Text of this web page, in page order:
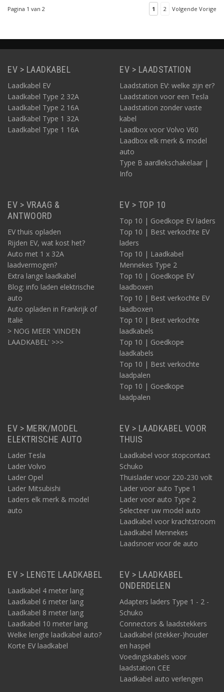
Deze how-to video biedt kort en krachtige instructies
voor het installeren van de SensorBox, voor optimale
functionaliteit van uw laadpaal. Zo leert u hoe de CT-
activeren van de SensorBox via Geavanceerde
instellingen in de app. Daarbij komen, opnieuw kort en
krachtig, onderwerpen aan bod zoals het aanmaken van
een account, hoe te configureren, en hoe het onderdeel
Waarden juist te interpreteren om daarmee gemakkelijk
het reële verbruik te kunnen checken.
Over Ratio Smart en Ratio Solar – slimmer laden
De video’s op deze pagina hebben betrekking op de Ratio
laadpalen met app. Ratio fabriceert meerdere modellen
slimme laders met app en digitale connectie.
Controle over het laden en slim laden werkt sterk
energiebesparend. Het heeft ook een positieve invloed op het
gebruik van groene energie. De Smart laders en Solar laders zijn
via de Ratio app efficiënt instelbaar en te beheren op afstand.
Dit verschaft een goed en actueel inzicht in de laadbeurten,
zodat u deze waar nodig eenvoudig kunt bijstellen.
zeer eenvoudig te gebruiken laders in de categorie Plug &
Charge. Bij deze laders is géén pasje nodig, inloggen hoeft
evenmin en ook het gebruik van de app is hier niet noodzakelijk.
De Start laders en Solid laders werken simpelweg door de
stekker erin te steken; daarna begint de auto meteen met laden.
EV laadoplossingen: laadpalen en laadkabels
De laadpalen van Ratio zijn te gebruiken voor alle elektrische
auto’s. Gebruikelijke opties van deze laadpalen zijn de verbinding
met de app, load balancing en connectie met solar. Ratio
bestaat al sinds 1960 en is gaandeweg de jaren gespecialiseerd
geraakt in onder andere aansluitingen voor walstroom en EV
laadoplossingen waaronder sterke laadkabels (met aangespoten
Bekijk de how-to video’s van Ratio
Meer weten over Ratio Electric laadpalen en hun functies? Bekijk
op deze pagina's de how-to video's en zie hoe u optimaal
gebruik kunt maken van uw Ratio laadpaal en app. Of neem
voor meer gedetailleerde informatie een kijkje op deRatio
pagina met gedetailleerde handleidingenen technische
specificaties.
Deze Ratio Electric laadpalen zijn te koop bij
Pagina 1 van 2 1 2 Volgende Vorige
EV > LAADKABEL
Laadkabel EV
Laadkabel Type 2 32A
Laadkabel Type 2 16A
Laadkabel Type 1 32A
Laadkabel Type 1 16A
EV > LAADSTATION
Laadstation EV: welke zijn er?
Laadstation voor een Tesla
Laadstation zonder vaste
kabel
Laadbox voor Volvo V60
Laadbox elk merk & model
auto
Type B aardlekschakelaar |
Info
EV > VRAAG &
ANTWOORD
EV thuis opladen
Rijden EV, wat kost het?
Auto met 1 x 32A
laadvermogen?
Extra lange laadkabel
Blog: info laden elektrische
auto
Auto opladen in Frankrijk of
Italië
> NOG MEER 'VINDEN
LAADKABEL' >>>
EV > TOP 10
Top 10 | Goedkope EV laders
Top 10 | Best verkochte EV
laders
Top 10 | Laadkabel
Mennekes Type 2
Top 10 | Goedkope EV
laadboxen
Top 10 | Best verkochte EV
laadboxen
Top 10 | Best verkochte
laadkabels
Top 10 | Goedkope
laadkabels
Top 10 | Best verkochte
laadpalen
Top 10 | Goedkope
laadpalen
EV > MERK/MODEL
ELEKTRISCHE AUTO
Lader Tesla
Lader Volvo
Lader Opel
Lader Mitsubishi
Laders elk merk & model
auto
EV > LAADKABEL VOOR
THUIS
Laadkabel voor stopcontact
Schuko
Thuislader voor 220-230 volt
Lader voor auto Type 1
Lader voor auto Type 2
Selecteer uw model auto
Laadkabel voor krachtstroom
Laadkabel Mennekes
Laadsnoer voor de auto
EV > LENGTE LAADKABEL
Laadkabel 4 meter lang
Laadkabel 6 meter lang
Laadkabel 8 meter lang
Laadkabel 10 meter lang
Welke lengte laadkabel auto?
Korte EV laadkabel
EV > LAADKABEL
ONDERDELEN
Adapters laders Type 1 - 2 -
Schuko
Connectors & laadstekkers
Laadkabel (stekker-)houder
en haspel
Voedingskabels voor
laadstation CEE
Laadkabel auto verlengen